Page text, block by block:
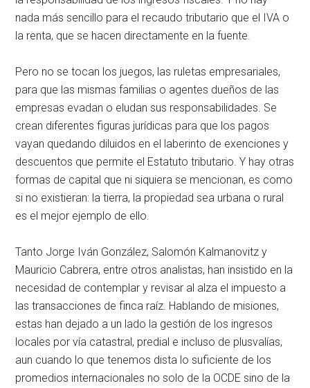
nada más sencillo para el recaudo tributario que el IVA o
la renta, que se hacen directamente en la fuente.
Pero no se tocan los juegos, las ruletas empresariales,
para que las mismas familias o agentes dueños de las
empresas evadan o eludan sus responsabilidades. Se
crean diferentes figuras jurídicas para que los pagos
vayan quedando diluidos en el laberinto de exenciones y
descuentos que permite el Estatuto tributario. Y hay otras
formas de capital que ni siquiera se mencionan, es como
si no existieran: la tierra, la propiedad sea urbana o rural
es el mejor ejemplo de ello.
Tanto Jorge Iván González, Salomón Kalmanovitz y
Mauricio Cabrera, entre otros analistas, han insistido en la
necesidad de contemplar y revisar al alza el impuesto a
las transacciones de finca raíz. Hablando de misiones,
estas han dejado a un lado la gestión de los ingresos
locales por vía catastral, predial e incluso de plusvalías,
aun cuando lo que tenemos dista lo suficiente de los
promedios internacionales no solo de la OCDE sino de la